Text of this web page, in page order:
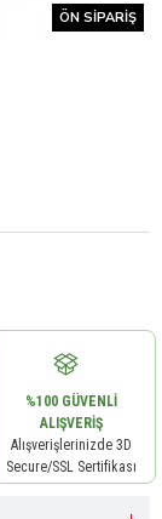
ÖN SIPARIŞ
%100 GÜVENLI
ALIŞVERIŞ
Alışverişlerinizde 3D
Secure/SSL Sertifikası